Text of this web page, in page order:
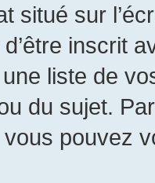
situé sur
d’être inscrit
liste de
du sujet.
pouvez